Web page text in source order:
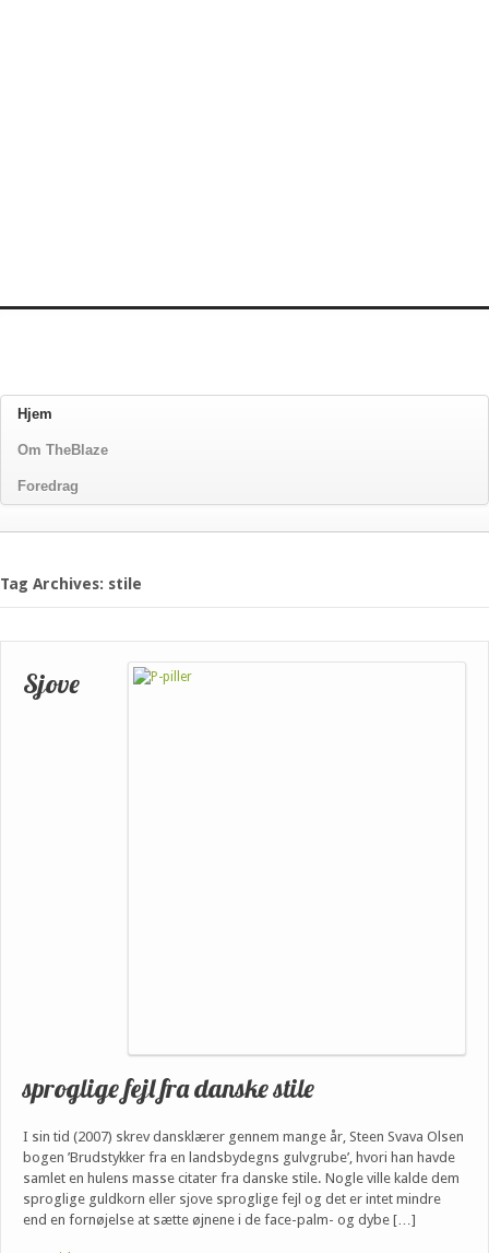
Hjem
Om TheBlaze
Foredrag
Tag Archives: stile
Sjove
sproglige fejl fra danske stile
I sin tid (2007) skrev dansklærer gennem mange år, Steen Svava Olsen
bogen ’Brudstykker fra en landsbydegns gulvgrube’, hvori han havde
samlet en hulens masse citater fra danske stile. Nogle ville kalde dem
sproglige guldkorn eller sjove sproglige fejl og det er intet mindre
end en fornøjelse at sætte øjnene i de face-palm- og dybe […]